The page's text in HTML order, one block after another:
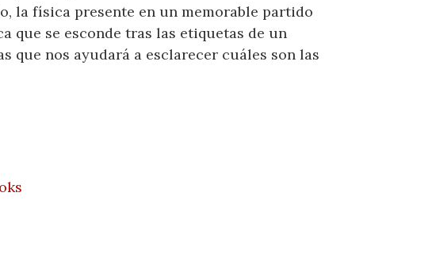
la física presente en un memorable partido
que se esconde tras las etiquetas de un
que nos ayudará a esclarecer cuáles son las